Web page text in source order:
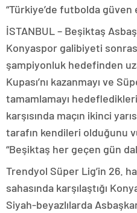
“Türkiye’de futbolda güven
İSTANBUL – Beşiktaş
Konyaspor galibiyeti
şampiyonluk hedefinden
Kupası’nı kazanmayı ve
tamamlamayı
karşısında maçın ikinci
tarafın kendileri olduğunu
“Beşiktaş her geçen gün
Trendyol Süper Lig’in 26.
sahasında karşılaştığı
Siyah-beyazlılarda